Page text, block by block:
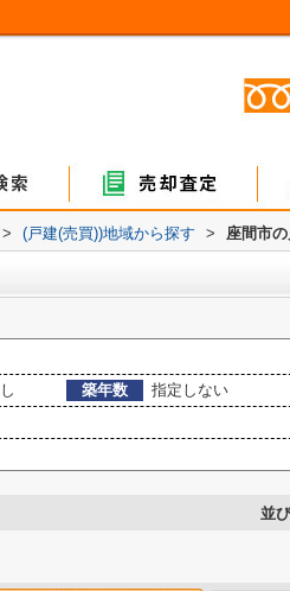
ン
> (戸建(売買))地域から探す > 座間市
築年数
指定しない
並